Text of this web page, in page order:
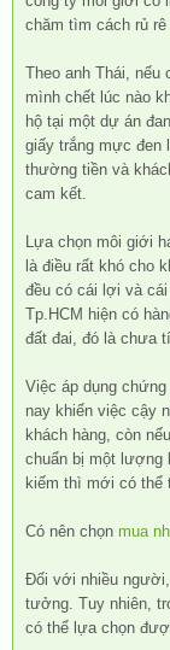
chăm tìm cách rủ
Theo anh Thái,
mình chết lúc nào
hộ tại một dự án
giấy trắng mực đen
thường tiền và
cam kết.
Lựa chọn môi giới
là điều rất khó cho
đều có cái lợi và
Tp.HCM hiện có
đất đai, đó là chưa
Việc áp dụng
nay khiến việc cậy
khách hàng, còn
chuẩn bị một lượng
kiếm thì mới có thể
Có nên chọn mua
Đối với nhiều
tưởng. Tuy nhiên,
có thể lựa chọn